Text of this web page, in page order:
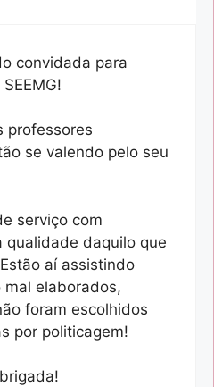
convidada para
professores
se valendo pelo seu
serviço com
qualidade daquilo que
aí assistindo
elaborados,
foram escolhidos
por politicagem!